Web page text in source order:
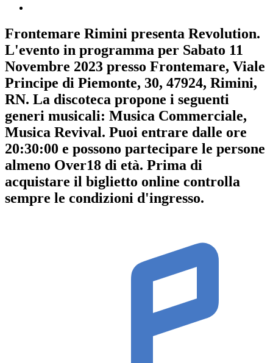
Frontemare Rimini presenta Revolution.
L'evento in programma per Sabato 11
Novembre 2023 presso Frontemare, Viale
Principe di Piemonte, 30, 47924, Rimini,
RN. La discoteca propone i seguenti
generi musicali: Musica Commerciale,
Musica Revival. Puoi entrare dalle ore
20:30:00 e possono partecipare le persone
almeno Over18 di età. Prima di
acquistare il biglietto online controlla
sempre le condizioni d'ingresso.